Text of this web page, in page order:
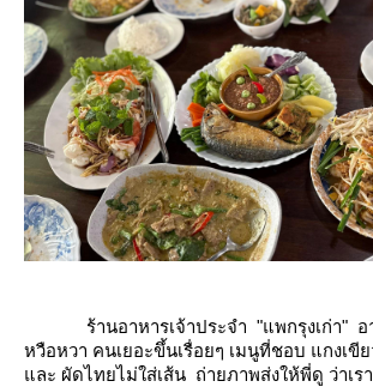
ร้านอาหารเจ้าประจำ "แพกรุงเก่า" อา
หวือหวา คนเยอะขึ้นเรื่อยๆ เมนูที่ชอบ แกงเขี
ละ ผัดไทยไม่ใส่เส้น ถ่ายภาพส่งให้พี่ดู ว่าเร